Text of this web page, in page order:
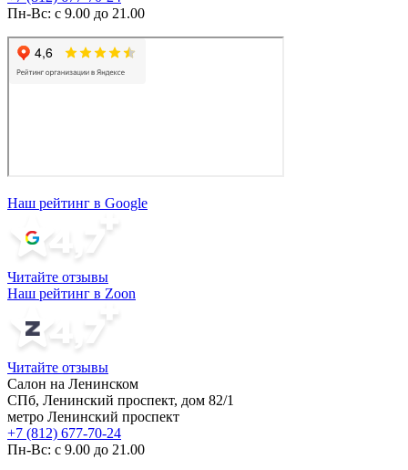
Пн-Вс: с 9.00 до 21.00
Наш рейтинг в Google
Читайте отзывы
Наш рейтинг в Zoon
Читайте отзывы
Салон на Ленинском
СПб, Ленинский проспект, дом 82/1
метро Ленинский проспект
+7 (812) 677-70-24
Пн-Вс: с 9.00 до 21.00